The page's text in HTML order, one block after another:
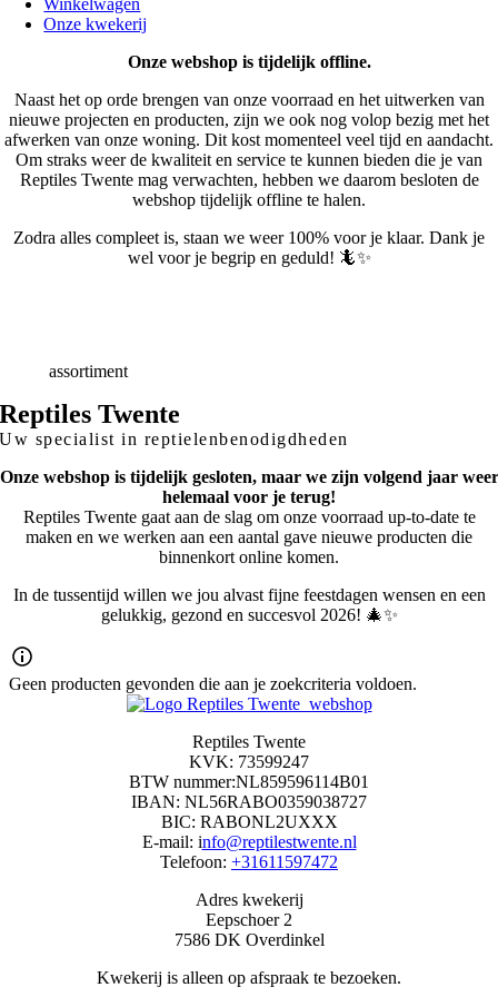
Winkelwagen
Onze kwekerij
Onze webshop is tijdelijk offline.
Naast het op orde brengen van onze voorraad en het uitwerken van
nieuwe projecten en producten, zijn we ook nog volop bezig met het
afwerken van onze woning. Dit kost momenteel veel tijd en aandacht.
Om straks weer de kwaliteit en service te kunnen bieden die je van
Reptiles Twente mag verwachten, hebben we daarom besloten de
webshop tijdelijk offline te halen.
Zodra alles compleet is, staan we weer 100% voor je klaar. Dank je
wel voor je begrip en geduld! 🦎✨
Breedassortiment
Reptiles Twente
Uw specialist in reptielenbenodigdheden
Onze webshop is tijdelijk gesloten, maar we zijn volgend jaar weer
helemaal voor je terug!
Reptiles Twente gaat aan de slag om onze voorraad up-to-date te
maken en we werken aan een aantal gave nieuwe producten die
binnenkort online komen.
In de tussentijd willen we jou alvast fijne feestdagen wensen en een
gelukkig, gezond en succesvol 2026! 🎄✨
Geen producten gevonden die aan je zoekcriteria voldoen.
Reptiles Twente
KVK: 73599247
BTW nummer:NL859596114B01
IBAN: NL56RABO0359038727
BIC: RABONL2UXXX
E-mail: info@reptilestwente.nl
Telefoon: +31611597472
Adres kwekerij
Eepschoer 2
7586 DK Overdinkel
Kwekerij is alleen op afspraak te bezoeken.